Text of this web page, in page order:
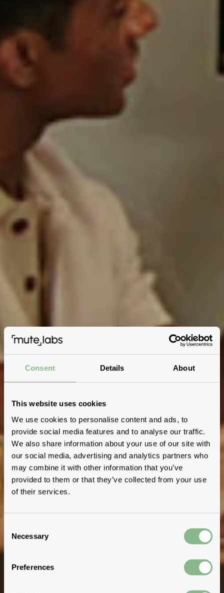
Consent Details About
This website uses cookies
We use cookies to personalise content and ads, to
provide social media features and to analyse our traffic.
We also share information about your use of our site with
our social media, advertising and analytics partners who
may combine it with other information that you’ve
provided to them or that they’ve collected from your use
of their services.
Selection
Necessary
Preferences